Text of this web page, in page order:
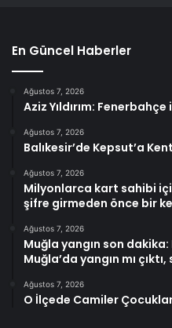
En Güncel Haberler
Ağustos 7, 2026
Aziz Yıldırım:
Ağustos 7, 2026
Balıkesir’de Kepsut’a
Ağustos 7, 2026
Milyonlarca kart sahibi
şifre girmeden önce bir
Ağustos 7, 2026
Muğla yangın son
Muğla’da yangın mı
Ağustos 7, 2026
O İlçede Camiler